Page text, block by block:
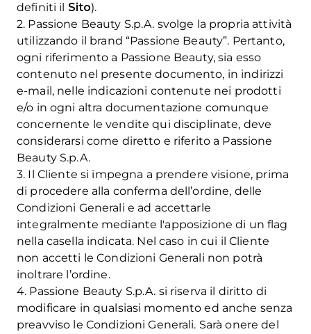
definiti il Sito).
2. Passione Beauty S.p.A. svolge la propria attività
utilizzando il brand “Passione Beauty”. Pertanto,
ogni riferimento a Passione Beauty, sia esso
contenuto nel presente documento, in indirizzi
e-mail, nelle indicazioni contenute nei prodotti
e/o in ogni altra documentazione comunque
concernente le vendite qui disciplinate, deve
considerarsi come diretto e riferito a Passione
Beauty S.p.A.
3. Il Cliente si impegna a prendere visione, prima
di procedere alla conferma dell’ordine, delle
Condizioni Generali e ad accettarle
integralmente mediante l'apposizione di unflag
nella casella indicata. Nel caso in cui il Cliente
non accetti le Condizioni Generali non potrà
inoltrare l’ordine.
4. Passione Beauty S.p.A. si riserva il diritto di
modificare in qualsiasi momento ed anche senza
preavviso le Condizioni Generali. Sarà onere del